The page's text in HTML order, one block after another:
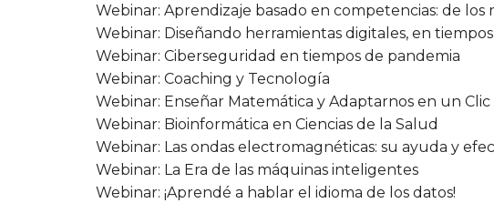
Webinar: Aprendizaje basado en competencias: de
Webinar: Diseñando herramientas digitales, en
Webinar: Ciberseguridad en tiempos de pandemia
Webinar: Coaching y Tecnología
Webinar: Enseñar Matemática y Adaptarnos en un Clic
Webinar: Bioinformática en Ciencias de la Salud
Webinar: Las ondas electromagnéticas: su ayuda y
Webinar: La Era de las máquinas inteligentes
Webinar: ¡Aprendé a hablar el idioma de los datos!